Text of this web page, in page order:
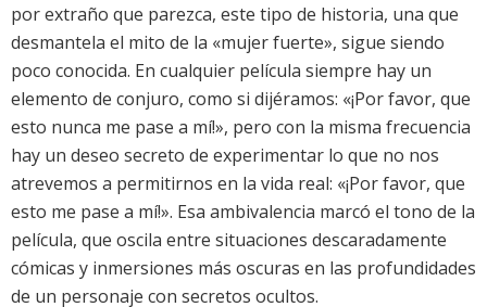
por extraño que parezca, este tipo de historia, una que
desmantela el mito de la «mujer fuerte», sigue siendo
poco conocida. En cualquier película siempre hay un
elemento de conjuro, como si dijéramos: «¡Por favor, que
esto nunca me pase a mí!», pero con la misma frecuencia
hay un deseo secreto de experimentar lo que no nos
atrevemos a permitirnos en la vida real: «¡Por favor, que
esto me pase a mí!». Esa ambivalencia marcó el tono de la
película, que oscila entre situaciones descaradamente
cómicas y inmersiones más oscuras en las profundidades
de un personaje con secretos ocultos.